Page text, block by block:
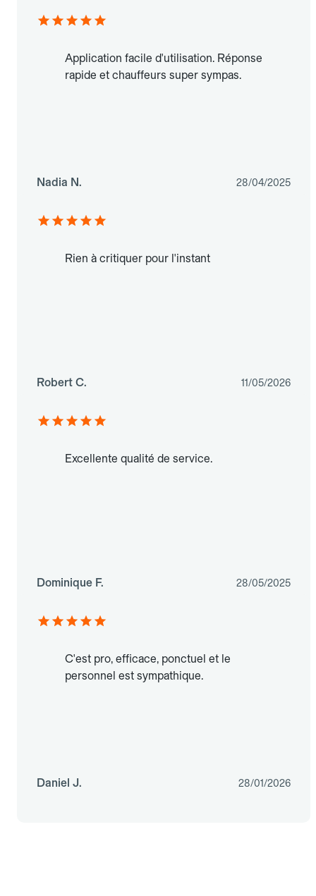
Application facile d'utilisation. Réponse
rapide et chauffeurs super sympas.
Nadia N. 28/04/2025
Rien à critiquer pour l'instant
Robert C. 11/05/2026
Excellente qualité de service.
Dominique F. 28/05/2025
C'est pro, efficace, ponctuel et le
personnel est sympathique.
Daniel J. 28/01/2026